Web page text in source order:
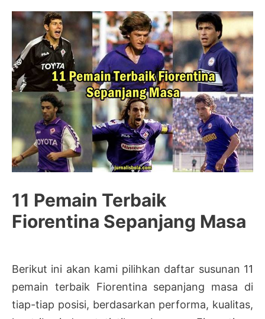
11 Pemain Terbaik
Fiorentina Sepanjang Masa
Berikut ini akan kami pilihkan daftar susunan 11
pemain terbaik Fiorentina sepanjang masa di
tiap-tiap posisi, berdasarkan performa, kualitas,